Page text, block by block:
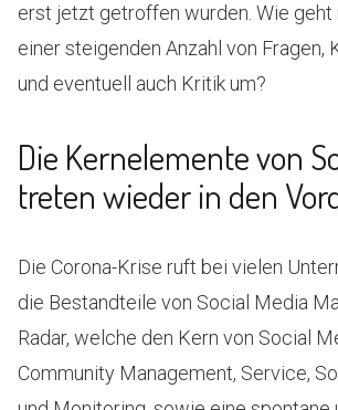
erst jetzt getroffen wurden. Wie geht
einer steigenden Anzahl von Fragen,
und eventuell auch Kritik um?
Die Kernelemente von
treten wieder in den
Die Corona-Krise ruft bei vielen
die Bestandteile von Social Media
Radar, welche den Kern von Social
Community Management, Service,